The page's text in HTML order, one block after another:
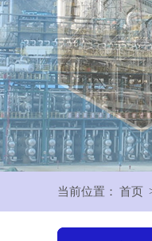
当前位置： 首页